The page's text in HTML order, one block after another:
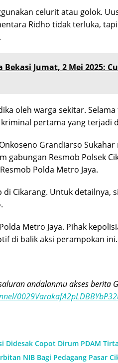
celurit atau golok.
Ridho tidak terluka,
Bekasi Jumat, 2 Mei 2025:
oleh warga sekitar.
pertama yang terjadi
Grandiarso
gabungan Resmob Polsek
Polda Metro Jaya.
Cikarang. Untuk detailnya,
Metro Jaya. Pihak
di balik aksi perampokan ini.
andalanmu akses berita
Copot Dirum PDAM
NIB Bagi Pedagang Pasar